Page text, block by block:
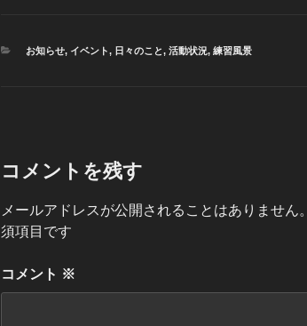
カ
お知らせ, イベント, 日々のこと, 活動状況, 練習風景
コメントを残す
メールアドレスが公開されることはありません。
須項目です
コメント ※